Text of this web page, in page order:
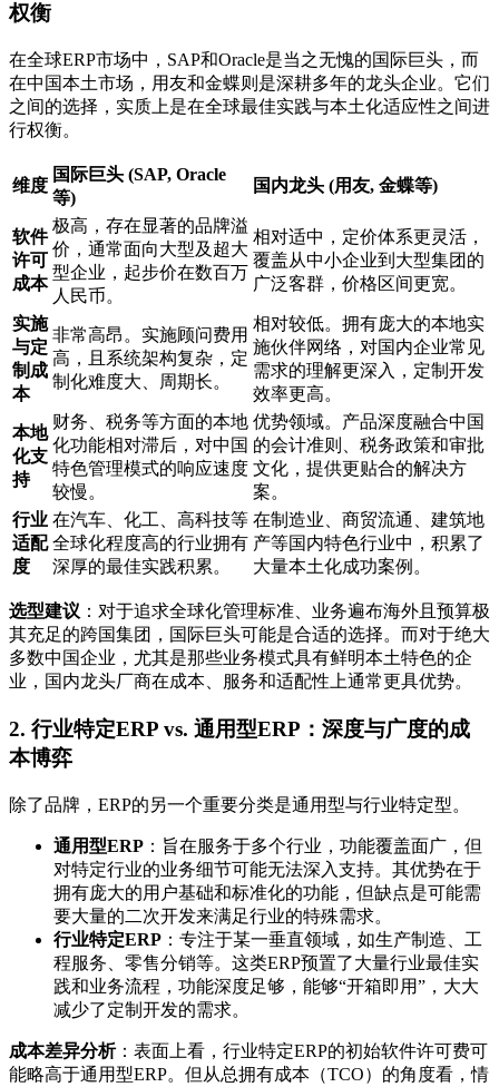
权衡
在全球ERP市场中，SAP和Oracle是当之无愧的国际巨头，而
在中国本土市场，用友和金蝶则是深耕多年的龙头企业。它们
之间的选择，实质上是在全球最佳实践与本土化适应性之间进
行权衡。
维度
国际巨头 (SAP, Oracle
等)
国内龙头 (用友, 金蝶等)
软件
许可
成本
极高，存在显著的品牌溢
价，通常面向大型及超大
型企业，起步价在数百万
人民币。
相对适中，定价体系更灵活，
覆盖从中小企业到大型集团的
广泛客群，价格区间更宽。
实施
与定
制成
本
非常高昂。实施顾问费用
高，且系统架构复杂，定
制化难度大、周期长。
相对较低。拥有庞大的本地实
施伙伴网络，对国内企业常见
需求的理解更深入，定制开发
效率更高。
本地
化支
持
财务、税务等方面的本地
化功能相对滞后，对中国
特色管理模式的响应速度
较慢。
优势领域。产品深度融合中国
的会计准则、税务政策和审批
文化，提供更贴合的解决方
案。
行业
适配
度
在汽车、化工、高科技等
全球化程度高的行业拥有
深厚的最佳实践积累。
在制造业、商贸流通、建筑地
产等国内特色行业中，积累了
大量本土化成功案例。
选型建议 ：对于追求全球化管理标准、业务遍布海外且预算极
其充足的跨国集团，国际巨头可能是合适的选择。而对于绝大
多数中国企业，尤其是那些业务模式具有鲜明本土特色的企
业，国内龙头厂商在成本、服务和适配性上通常更具优势。
2. 行业特定ERP vs. 通用型ERP：深度与广度的成
本博弈
除了品牌，ERP的另一个重要分类是通用型与行业特定型。
通用型ERP ：旨在服务于多个行业，功能覆盖面广，但
对特定行业的业务细节可能无法深入支持。其优势在于
拥有庞大的用户基础和标准化的功能，但缺点是可能需
要大量的二次开发来满足行业的特殊需求。
行业特定ERP ：专注于某一垂直领域，如生产制造、工
程服务、零售分销等。这类ERP预置了大量行业最佳实
践和业务流程，功能深度足够，能够“开箱即用”，大大
减少了定制开发的需求。
成本差异分析：表面上看，行业特定ERP的初始软件许可费可
能略高于通用型ERP。但从总拥有成本（TCO）的角度看，情